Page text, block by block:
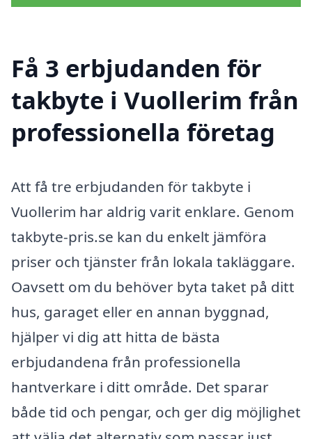
Få 3 erbjudanden för
takbyte i Vuollerim från
professionella företag
Att få tre erbjudanden för takbyte i
Vuollerim har aldrig varit enklare. Genom
takbyte-pris.se kan du enkelt jämföra
priser och tjänster från lokala takläggare.
Oavsett om du behöver byta taket på ditt
hus, garaget eller en annan byggnad,
hjälper vi dig att hitta de bästa
erbjudandena från professionella
hantverkare i ditt område. Det sparar
både tid och pengar, och ger dig möjlighet